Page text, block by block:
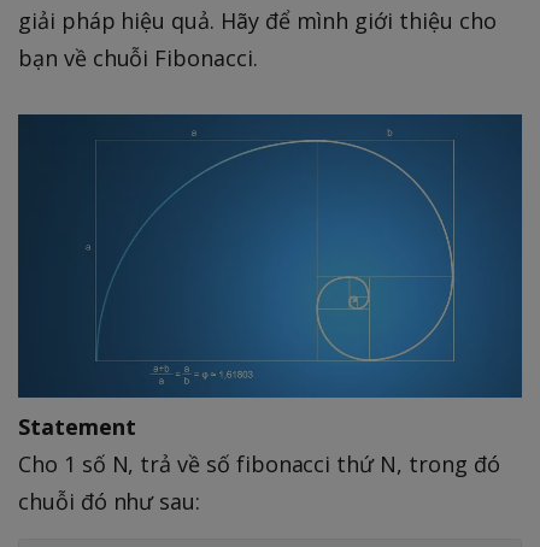
giải pháp hiệu quả. Hãy để mình giới thiệu cho
bạn về chuỗi Fibonacci.
Statement
Cho 1 số N, trả về số fibonacci thứ N, trong đó
chuỗi đó như sau: